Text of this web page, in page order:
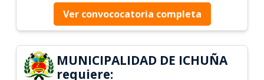
Ver convococatoria completa
MUNICIPALIDAD DE ICHUÑA
requiere: